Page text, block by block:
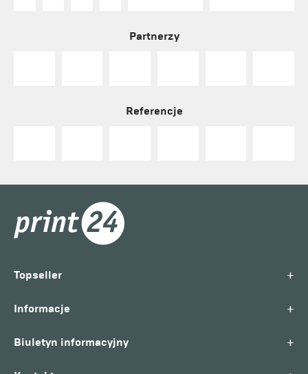
Partnerzy
Referencje
Topseller +
Informacje +
Biuletyn informacyjny +